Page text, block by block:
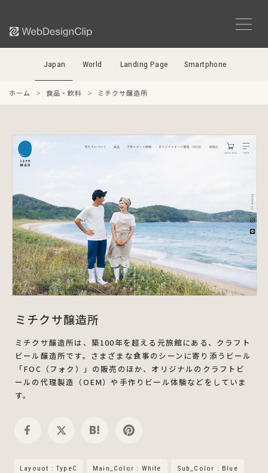
Japan World Landing Page Smartphone
ホーム 食品・飲料 ミチクサ醸造所
ミチクサ醸造所
ミチクサ醸造所は、築100年を超える元旅館にある、クラフト
ビール醸造所です。さまざまな食事のシーンに寄り添うビール
「FOC（フォク）」の販売のほか、オリジナルのクラフトビ
ールの代理製造（OEM）や手作りビール体験などをしていま
す。
Layouot : TypeC Main_Color : White Sub_Color : Blue